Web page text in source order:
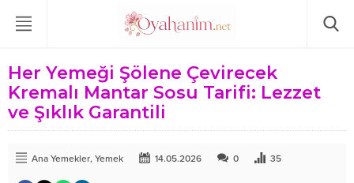
Her Yemeği Şölene Çevirecek
Kremalı Mantar Sosu Tarifi: Lezzet
ve Şıklık Garantili
Ana Yemekler, Yemek 14.05.2026 0 35